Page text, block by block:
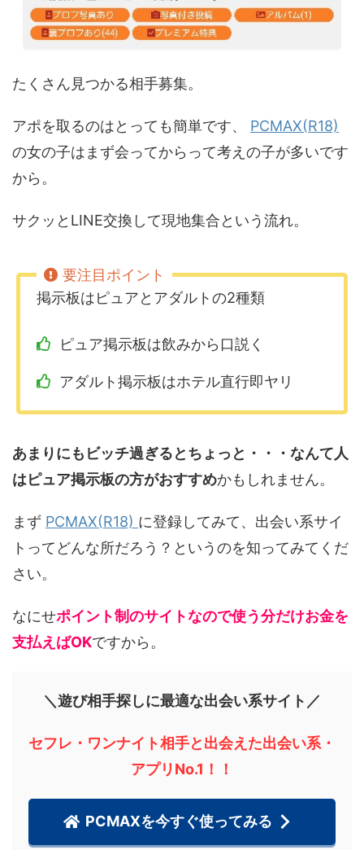
たくさん見つかる相手募集。
アポを取るのはとっても簡単です、 PCMAX(R18)
の女の子はまず会ってからって考えの子が多いです
から。
サクッとLINE交換して現地集合という流れ。
掲示板はピュアとアダルトの2種類
ピュア掲示板は飲みから口説く
アダルト掲示板はホテル直行即ヤリ
あまりにもビッチ過ぎるとちょっと・・・なんて人
はピュア掲示板の方がおすすめかもしれません。
まず PCMAX(R18) に登録してみて、出会い系サイ
トってどんな所だろう？というのを知ってみてくだ
さい。
なにせポイント制のサイトなので使う分だけお金を
支払えばOKですから。
＼遊び相手探しに最適な出会い系サイト／
セフレ・ワンナイト相手と出会えた出会い系・
アプリNo.1！！
PCMAXを今すぐ使ってみる